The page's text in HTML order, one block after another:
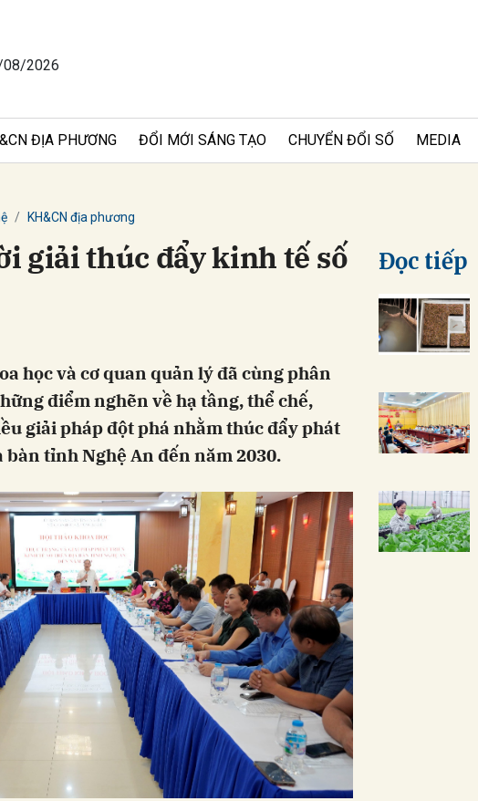
08/2026
ĐỊA PHƯƠNG ĐỔI MỚI SÁNG TẠO CHUYỂN ĐỔI SỐ MEDIA
KH&CN địa phương
giải thúc đẩy kinh tế số
học và cơ quan quản lý đã cùng phân
điểm nghẽn về hạ tầng, thể chế,
giải pháp đột phá nhằm thúc đẩy phát
tỉnh Nghệ An đến năm 2030.
Đọc tiếp
Gửi